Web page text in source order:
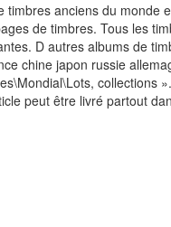
anciens du monde
de timbres. Tous les
D autres albums de
chine japon russie
collections
peut être livré partout